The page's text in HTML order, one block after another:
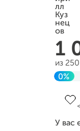
1
из
0%
У вас